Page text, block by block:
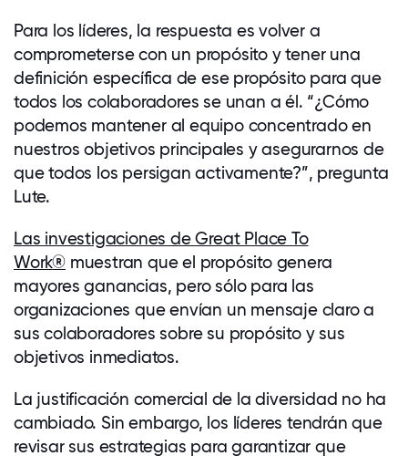
Para los líderes, la respuesta es volver a
comprometerse con un propósito y tener una
definición específica de ese propósito para que
todos los colaboradores se unan a él. “¿Cómo
podemos mantener al equipo concentrado en
nuestros objetivos principales y asegurarnos de
que todos los persigan activamente?”, pregunta
Lute.
Las investigaciones de Great Place To
Work® muestran que el propósito genera
mayores ganancias, pero sólo para las
organizaciones que envían un mensaje claro a
sus colaboradores sobre su propósito y sus
objetivos inmediatos.
La justificación comercial de la diversidad no ha
cambiado. Sin embargo, los líderes tendrán que
revisar sus estrategias para garantizar que